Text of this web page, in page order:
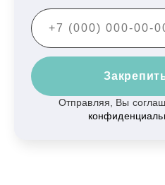
Отправляя, Вы